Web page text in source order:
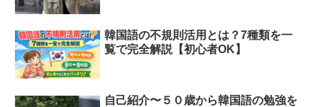
韓国語の不規則活用とは？7種類を一
覧で完全解説【初心者OK】
自己紹介〜５０歳から韓国語の勉強を